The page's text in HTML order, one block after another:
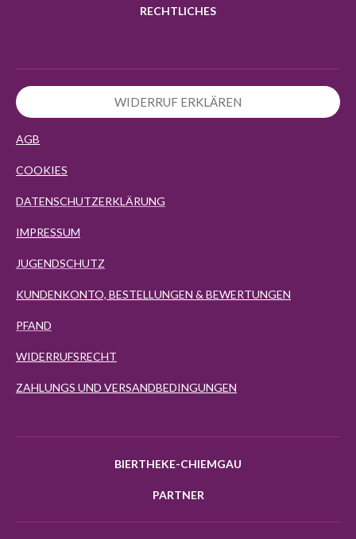
RECHTLICHES
WIDERRUF ERKLÄREN
AGB
COOKIES
DATENSCHUTZERKLÄRUNG
IMPRESSUM
JUGENDSCHUTZ
KUNDENKONTO, BESTELLUNGEN & BEWERTUNGEN
PFAND
WIDERRUFSRECHT
ZAHLUNGS UND VERSANDBEDINGUNGEN
BIERTHEKE-CHIEMGAU
PARTNER